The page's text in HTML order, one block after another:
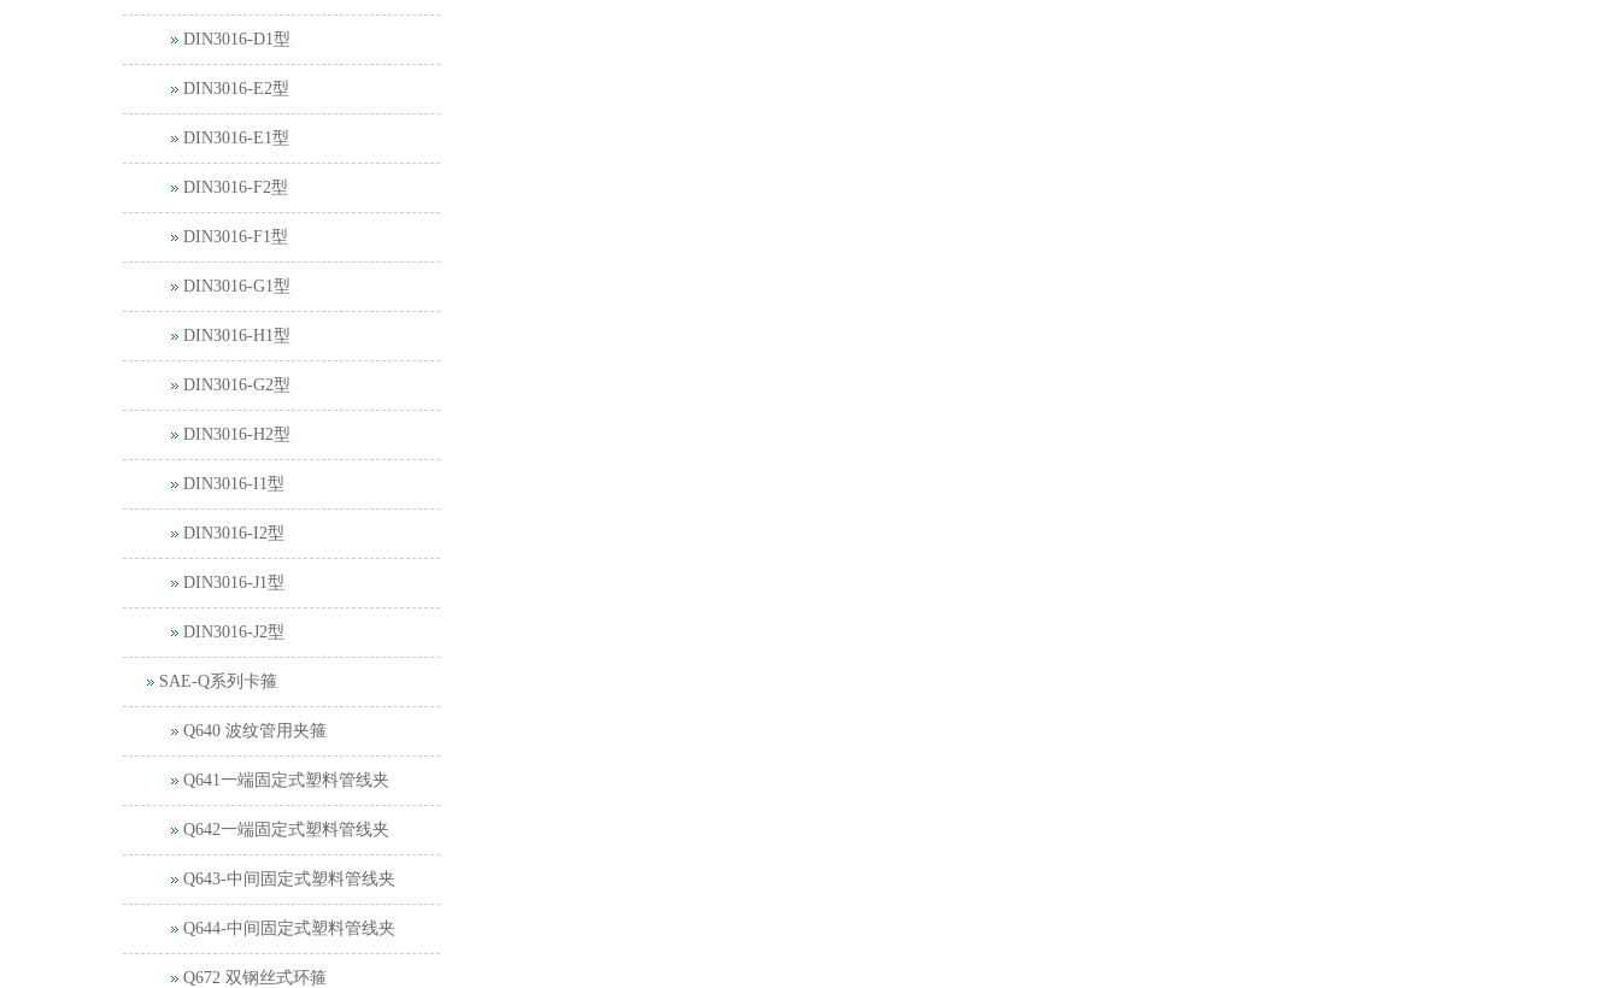
DIN3016-D1型
DIN3016-E2型
DIN3016-E1型
DIN3016-F2型
DIN3016-F1型
DIN3016-G1型
DIN3016-H1型
DIN3016-G2型
DIN3016-H2型
DIN3016-I1型
DIN3016-I2型
DIN3016-J1型
DIN3016-J2型
SAE-Q系列卡箍
Q640 波纹管用夹箍
Q641一端固定式塑料管线夹
Q642一端固定式塑料管线夹
Q643-中间固定式塑料管线夹
Q644-中间固定式塑料管线夹
Q672 双钢丝式环箍